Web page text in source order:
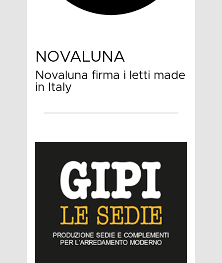
NOVALUNA
Novaluna firma i letti made
in Italy